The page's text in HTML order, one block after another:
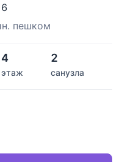
6
пешком
4
этаж
2
санузла